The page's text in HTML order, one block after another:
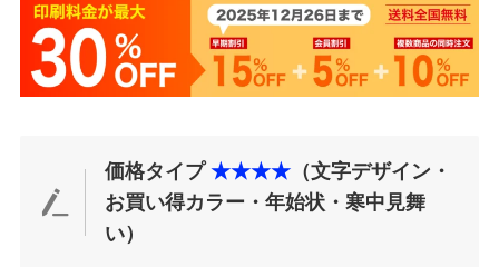
価格タイプ★★★★ （文字デザイン・
お買い得カラー・年始状・寒中見舞
い）